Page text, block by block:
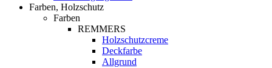
Farben, Holzschutz
Farben
REMMERS
Holzschutzcreme
Deckfarbe
Allgrund